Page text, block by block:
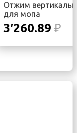
Отжим
для мопа
3′260.89 ₽